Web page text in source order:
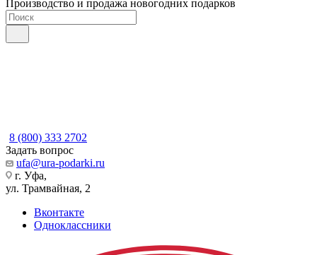
Производство и продажа новогодних подарков
8 (800) 333 2702
Задать вопрос
ufa@ura-podarki.ru
г. Уфа,
ул. Трамвайная, 2
Вконтакте
Одноклассники